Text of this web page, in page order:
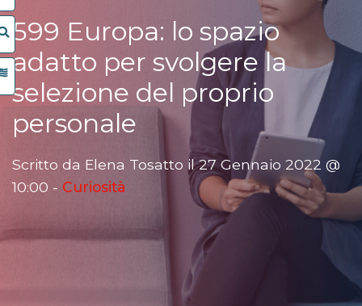
599 Europa: lo spazio
adatto per svolgere la
selezione del proprio
personale
Scritto da Elena Tosatto il 27 Gennaio 2022 @
10:00 - Curiosità